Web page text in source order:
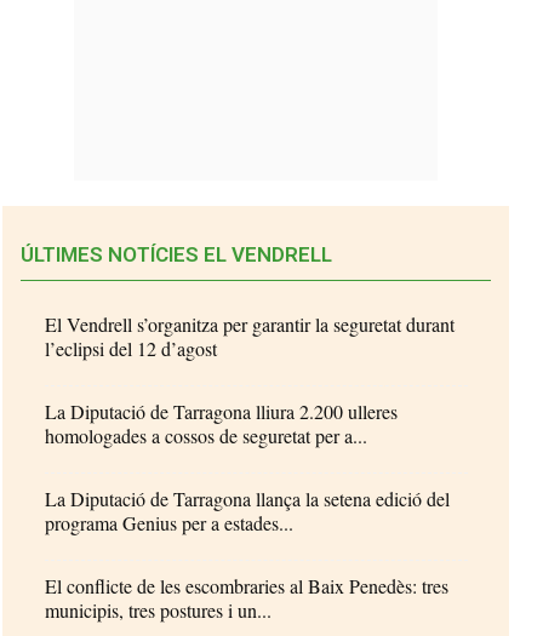
ÚLTIMES NOTÍCIES EL VENDRELL
El Vendrell s’organitza per garantir la seguretat durant
l’eclipsi del 12 d’agost
La Diputació de Tarragona lliura 2.200 ulleres
homologades a cossos de seguretat per a...
La Diputació de Tarragona llança la setena edició del
programa Genius per a estades...
El conflicte de les escombraries al Baix Penedès: tres
municipis, tres postures i un...